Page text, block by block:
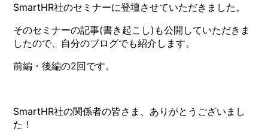
SmartHR社のセミナーに登壇させていただきました。
そのセミナーの記事(書き起こし)も公開していただきま
したので、自分のブログでも紹介します。
前編・後編の2回です。
SmartHR社の関係者の皆さま、ありがとうございまし
た！